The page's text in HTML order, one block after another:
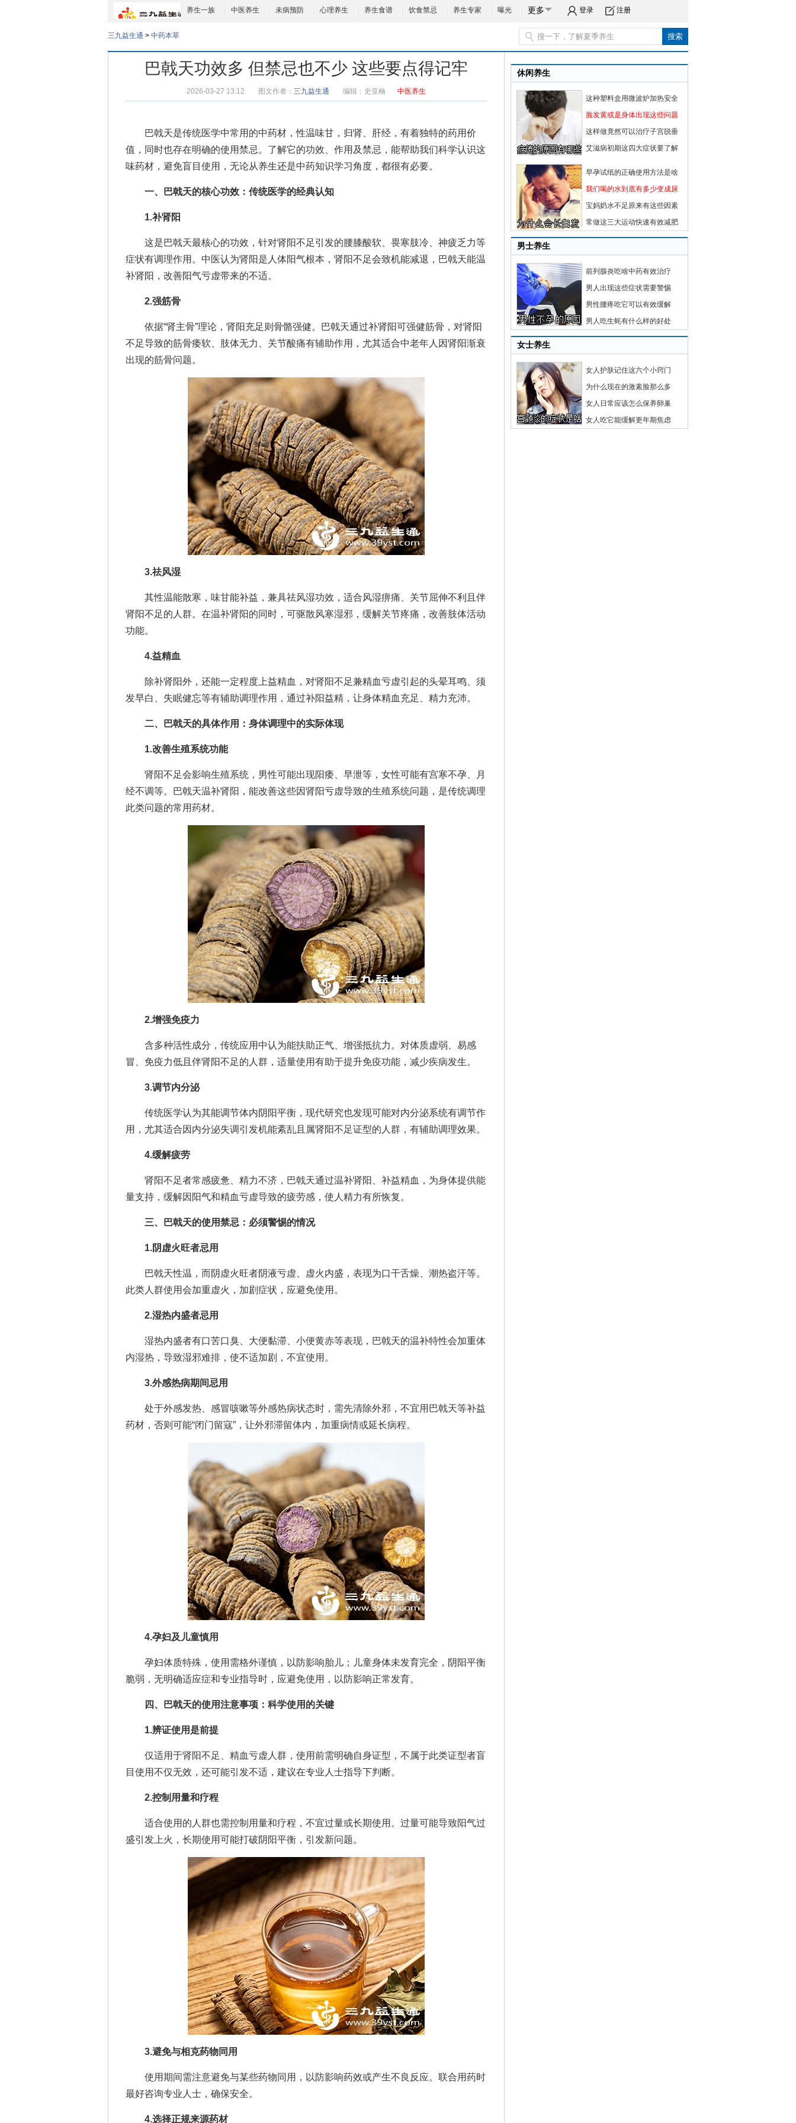
养生一族 中医养生 未病预防 心理养生 养生食谱 饮食禁忌 养生专家 曝光 更多 登录 注册
三九益生通 > 中药本草
巴戟天功效多 但禁忌也不少 这些要点得记牢
2026-03-27 13:12 图文作者： 三九益生通 编辑： 史亚楠 中医养生
巴戟天是传统医学中常用的中药材，性温味甘，归肾、肝经，有着独特的药用价
值，同时也存在明确的使用禁忌。了解它的功效、作用及禁忌，能帮助我们科学认识这
味药材，避免盲目使用，无论从养生还是中药知识学习角度，都很有必要。
一、巴戟天的核心功效：传统医学的经典认知
1.补肾阳
这是巴戟天最核心的功效，针对肾阳不足引发的腰膝酸软、畏寒肢冷、神疲乏力等
症状有调理作用。中医认为肾阳是人体阳气根本，肾阳不足会致机能减退，巴戟天能温
补肾阳，改善阳气亏虚带来的不适。
2.强筋骨
依据“肾主骨”理论，肾阳充足则骨骼强健。巴戟天通过补肾阳可强健筋骨，对肾阳
不足导致的筋骨痿软、肢体无力、关节酸痛有辅助作用，尤其适合中老年人因肾阳渐衰
出现的筋骨问题。
3.祛风湿
其性温能散寒，味甘能补益，兼具祛风湿功效，适合风湿痹痛、关节屈伸不利且伴
肾阳不足的人群。在温补肾阳的同时，可驱散风寒湿邪，缓解关节疼痛，改善肢体活动
功能。
4.益精血
除补肾阳外，还能一定程度上益精血，对肾阳不足兼精血亏虚引起的头晕耳鸣、须
发早白、失眠健忘等有辅助调理作用，通过补阳益精，让身体精血充足、精力充沛。
二、巴戟天的具体作用：身体调理中的实际体现
1.改善生殖系统功能
肾阳不足会影响生殖系统，男性可能出现阳痿、早泄等，女性可能有宫寒不孕、月
经不调等。巴戟天温补肾阳，能改善这些因肾阳亏虚导致的生殖系统问题，是传统调理
此类问题的常用药材。
2.增强免疫力
含多种活性成分，传统应用中认为能扶助正气、增强抵抗力。对体质虚弱、易感
冒、免疫力低且伴肾阳不足的人群，适量使用有助于提升免疫功能，减少疾病发生。
3.调节内分泌
传统医学认为其能调节体内阴阳平衡，现代研究也发现可能对内分泌系统有调节作
用，尤其适合因内分泌失调引发机能紊乱且属肾阳不足证型的人群，有辅助调理效果。
4.缓解疲劳
肾阳不足者常感疲惫、精力不济，巴戟天通过温补肾阳、补益精血，为身体提供能
量支持，缓解因阳气和精血亏虚导致的疲劳感，使人精力有所恢复。
三、巴戟天的使用禁忌：必须警惕的情况
1.阴虚火旺者忌用
巴戟天性温，而阴虚火旺者阴液亏虚、虚火内盛，表现为口干舌燥、潮热盗汗等。
此类人群使用会加重虚火，加剧症状，应避免使用。
2.湿热内盛者忌用
湿热内盛者有口苦口臭、大便黏滞、小便黄赤等表现，巴戟天的温补特性会加重体
内湿热，导致湿邪难排，使不适加剧，不宜使用。
3.外感热病期间忌用
处于外感发热、感冒咳嗽等外感热病状态时，需先清除外邪，不宜用巴戟天等补益
药材，否则可能“闭门留寇”，让外邪滞留体内，加重病情或延长病程。
4.孕妇及儿童慎用
孕妇体质特殊，使用需格外谨慎，以防影响胎儿；儿童身体未发育完全，阴阳平衡
脆弱，无明确适应症和专业指导时，应避免使用，以防影响正常发育。
四、巴戟天的使用注意事项：科学使用的关键
1.辨证使用是前提
仅适用于肾阳不足、精血亏虚人群，使用前需明确自身证型，不属于此类证型者盲
目使用不仅无效，还可能引发不适，建议在专业人士指导下判断。
2.控制用量和疗程
适合使用的人群也需控制用量和疗程，不宜过量或长期使用。过量可能导致阳气过
盛引发上火，长期使用可能打破阴阳平衡，引发新问题。
3.避免与相克药物同用
使用期间需注意避免与某些药物同用，以防影响药效或产生不良反应。联合用药时
最好咨询专业人士，确保安全。
4.选择正规来源药材
休闲养生
这种塑料盒用微波炉加热安全
脸发黄或是身体出现这些问题
这样做竟然可以治疗子宫脱垂
艾滋病初期这四大症状要了解
早孕试纸的正确使用方法是啥
我们喝的水到底有多少变成尿
宝妈奶水不足原来有这些因素
常做这三大运动快速有效减肥
男士养生
前列腺炎吃啥中药有效治疗
男人出现这些症状需要警惕
男性腰疼吃它可以有效缓解
男人吃生蚝有什么样的好处
女士养生
女人护肤记住这六个小窍门
为什么现在的激素脸那么多
女人日常应该怎么保养卵巢
女人吃它能缓解更年期焦虑